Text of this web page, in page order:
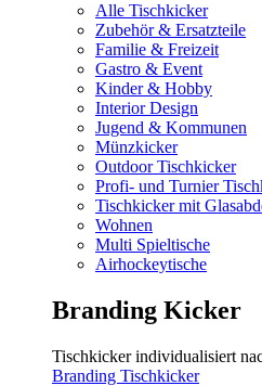
Alle Tischkicker
Zubehör & Ersatzteile
Familie & Freizeit
Gastro & Event
Kinder & Hobby
Interior Design
Jugend & Kommunen
Münzkicker
Outdoor Tischkicker
Profi- und Turnier
Tischkicker mit
Wohnen
Multi Spieltische
Airhockeytische
Branding Kicker
Tischkicker individualisiert
Branding Tischkicker